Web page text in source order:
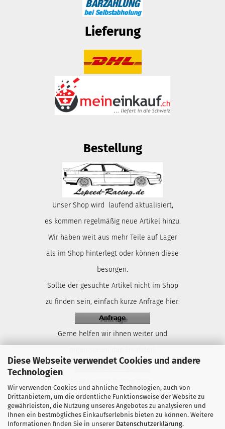
Diese Webseite verwendet Cookies und andere
Technologien
Wir verwenden Cookies und ähnliche Technologien, auch von
Drittanbietern, um die ordentliche Funktionsweise der Website zu
gewährleisten, die Nutzung unseres Angebotes zu analysieren und
Ihnen ein bestmögliches Einkaufserlebnis bieten zu können. Weitere
Informationen finden Sie in unserer Datenschutzerklärung.
Lieferung
Bestellung
Unser Shop wird laufend aktualisiert,
es kommen regelmäßig neue Artikel hinzu.
Wir haben weit aus mehr Teile auf Lager
als im Shop hinterlegt oder können diese
besorgen.
Sollte der gesuchte Artikel nicht im Shop
zu finden sein, einfach kurze Anfrage hier:
Gerne helfen wir ihnen weiter und